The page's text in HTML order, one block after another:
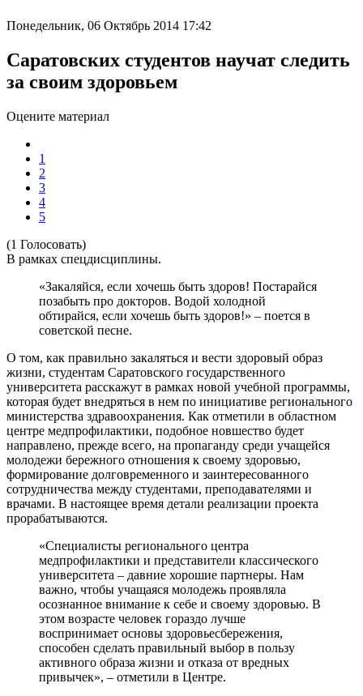
Понедельник, 06 Октябрь 2014 17:42
Саратовских студентов научат следить
за своим здоровьем
Оцените материал
1
2
3
4
5
(1 Голосовать)
В рамках спецдисциплины.
«Закаляйся, если хочешь быть здоров! Постарайся
позабыть про докторов. Водой холодной
обтирайся, если хочешь быть здоров!» – поется в
советской песне.
О том, как правильно закаляться и вести здоровый образ
жизни, студентам Саратовского государственного
университета расскажут в рамках новой учебной программы,
которая будет внедряться в нем по инициативе регионального
министерства здравоохранения. Как отметили в областном
центре медпрофилактики, подобное новшество будет
направлено, прежде всего, на пропаганду среди учащейся
молодежи бережного отношения к своему здоровью,
формирование долговременного и заинтересованного
сотрудничества между студентами, преподавателями и
врачами. В настоящее время детали реализации проекта
прорабатываются.
«Специалисты регионального центра
медпрофилактики и представители классического
университета – давние хорошие партнеры. Нам
важно, чтобы учащаяся молодежь проявляла
осознанное внимание к себе и своему здоровью. В
этом возрасте человек гораздо лучше
воспринимает основы здоровьесбережения,
способен сделать правильный выбор в пользу
активного образа жизни и отказа от вредных
привычек», – отметили в Центре.